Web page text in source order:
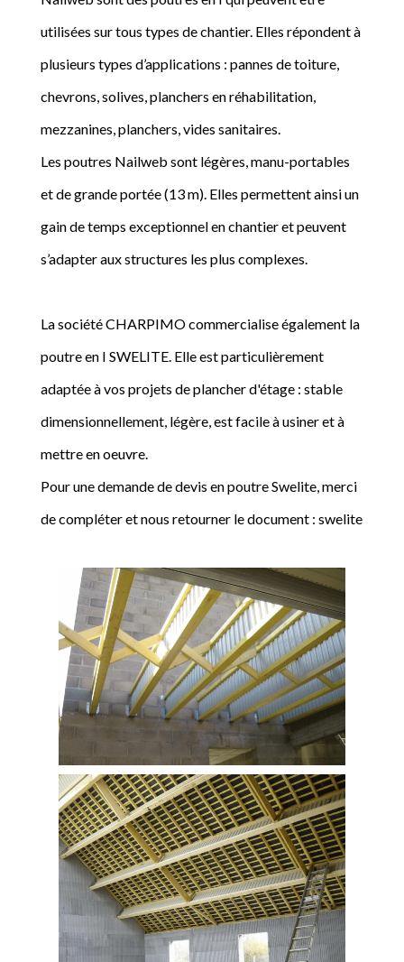
utilisées sur tous types de chantier. Elles répondent à
plusieurs types d’applications : pannes de toiture,
chevrons, solives, planchers en réhabilitation,
mezzanines, planchers, vides sanitaires.
Les poutres Nailweb sont légères, manu-portables
et de grande portée (13 m). Elles permettent ainsi un
gain de temps exceptionnel en chantier et peuvent
s’adapter aux structures les plus complexes.
La société CHARPIMO commercialise également la
poutre en I SWELITE. Elle est particulièrement
adaptée à vos projets de plancher d'étage : stable
dimensionnellement, légère, est facile à usiner et à
mettre en oeuvre.
Pour une demande de devis en poutre Swelite, merci
de compléter et nous retourner le document : swelite